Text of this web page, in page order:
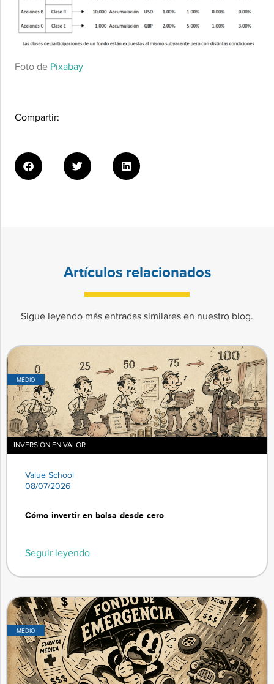
Foto de Pixabay
Compartir:
Artículos relacionados
Sigue leyendo más entradas similares en nuestro blog.
MEDIO
INVERSIÓN EN VALOR
Value School
08/07/2026
Cómo invertir en bolsa desde cero
Seguir leyendo
MEDIO